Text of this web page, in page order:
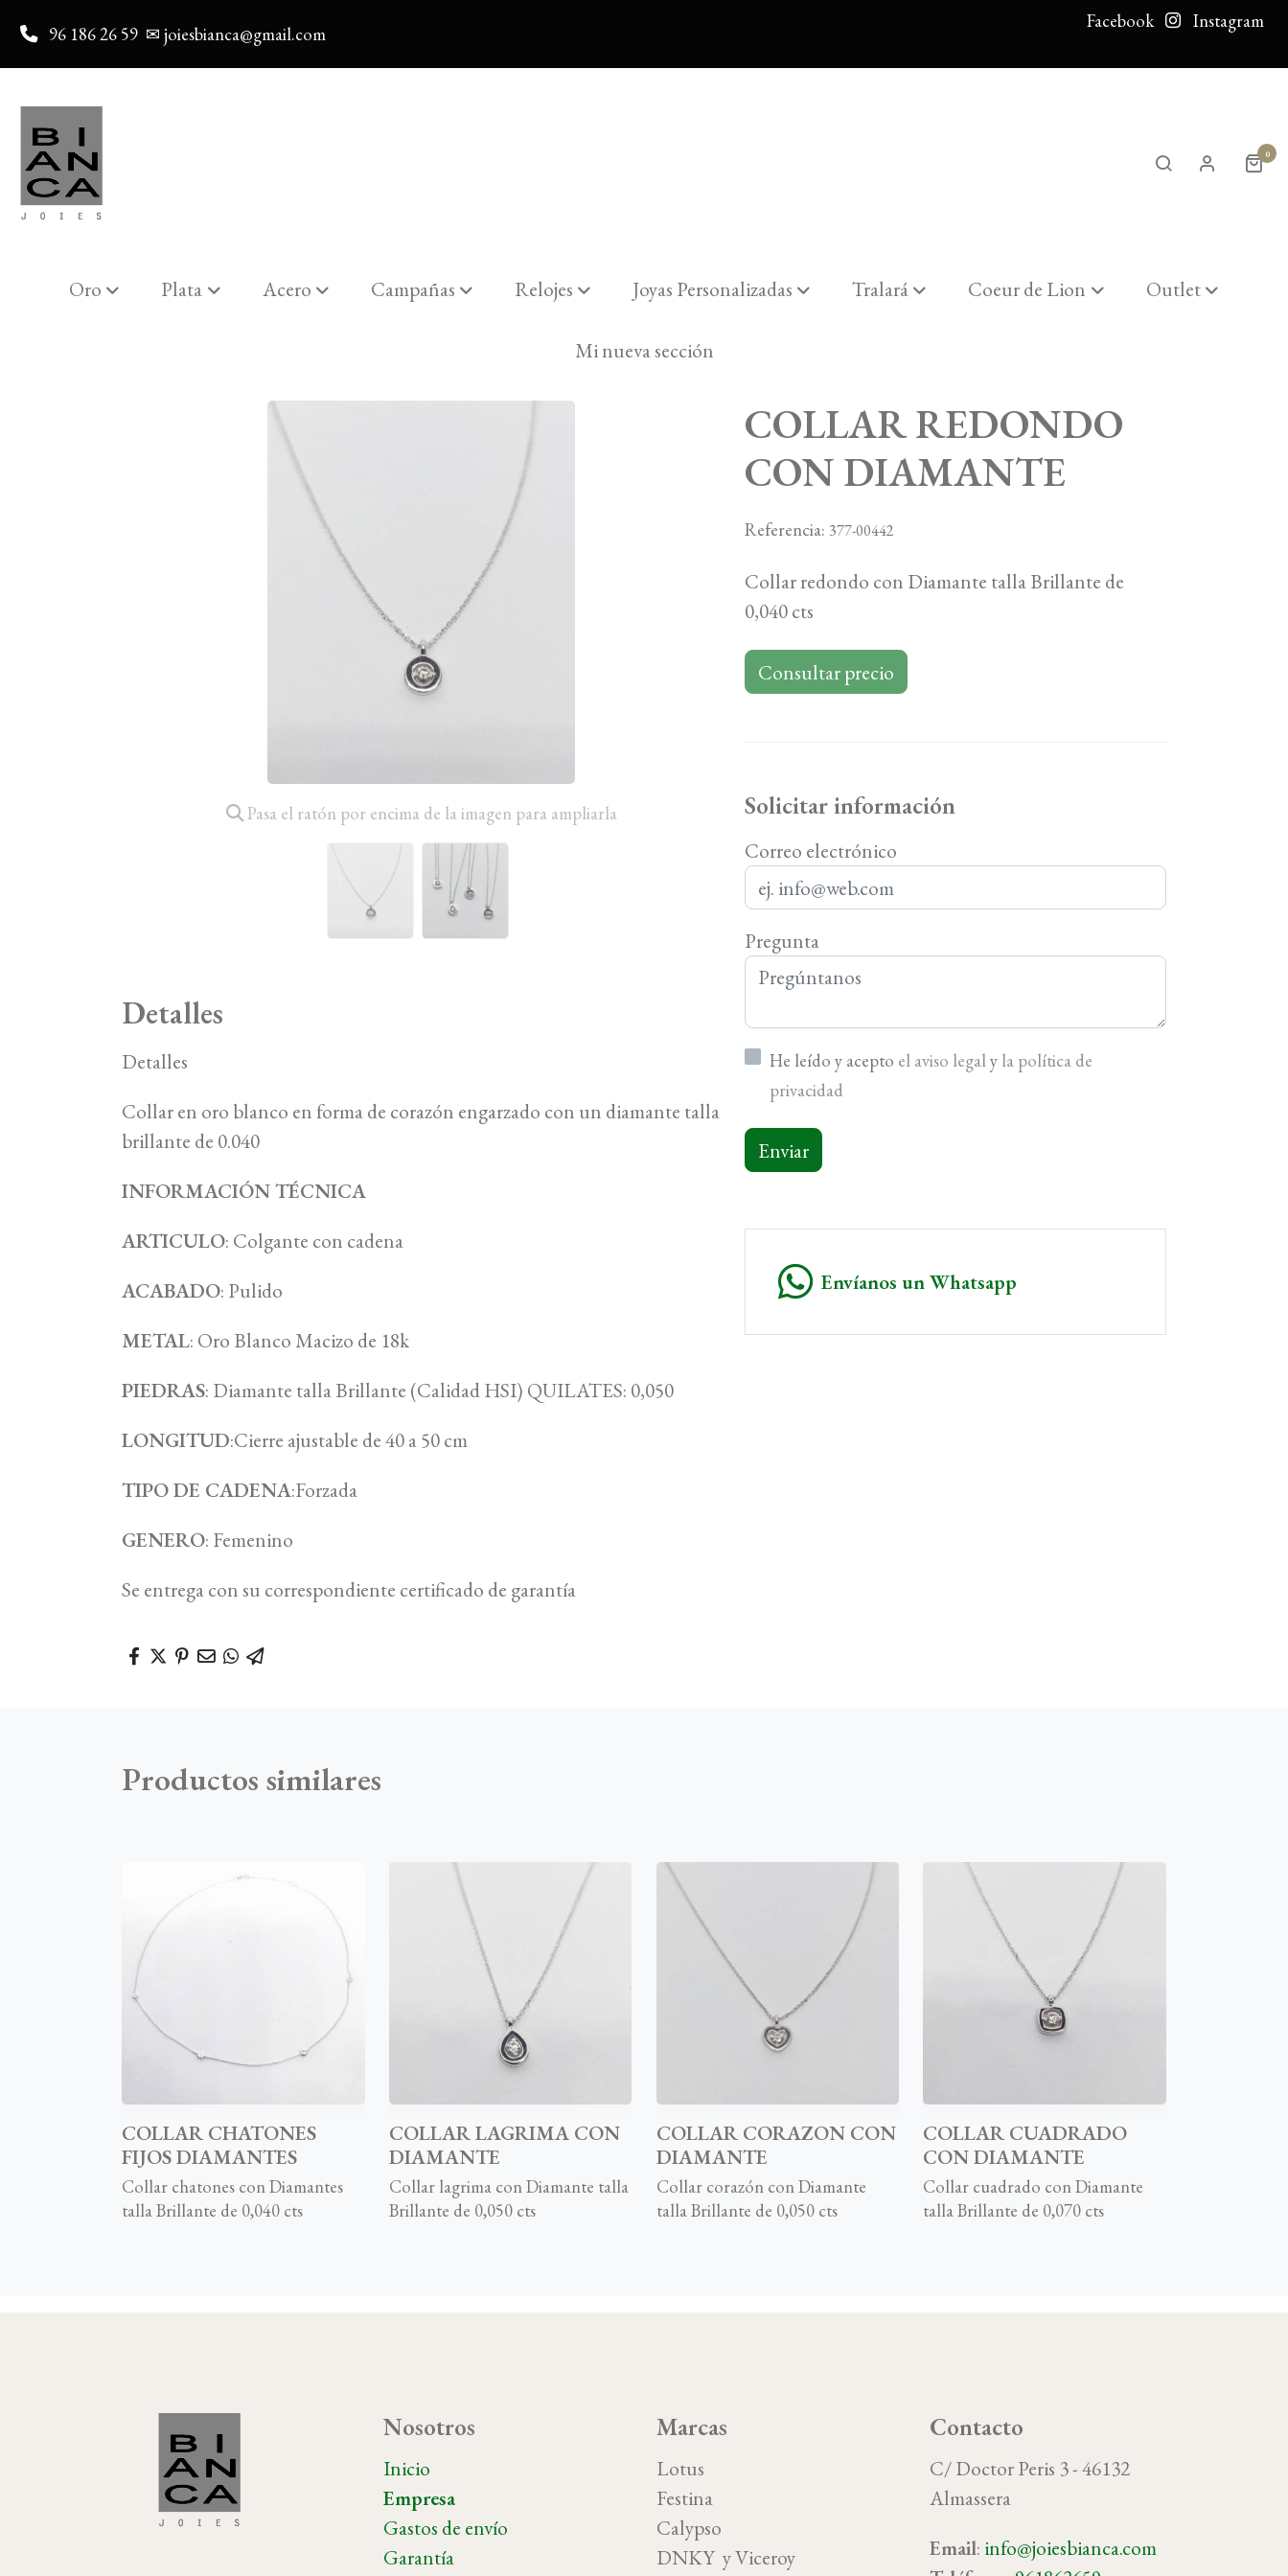
96 186 26 59 ✉ joiesbianca@gmail.com
Facebook Instagram
0
Oro Plata Acero Campañas Relojes Joyas Personalizadas Tralará Coeur de Lion Outlet
Mi nueva sección
Pasa el ratón por encima de la imagen para ampliarla
Detalles
Detalles
Collar en oro blanco en forma de corazón engarzado con un diamante talla
brillante de 0.040
INFORMACIÓN TÉCNICA
ARTICULO: Colgante con cadena
ACABADO: Pulido
METAL: Oro Blanco Macizo de 18k
PIEDRAS: Diamante talla Brillante (Calidad HSI) QUILATES: 0,050
LONGITUD:Cierre ajustable de 40 a 50 cm
TIPO DE CADENA:Forzada
GENERO: Femenino
Se entrega con su correspondiente certificado de garantía
COLLAR REDONDO
CON DIAMANTE
Referencia: 377-00442
Collar redondo con Diamante talla Brillante de
0,040 cts
Consultar precio
Solicitar información
Correo electrónico
Pregunta
He leído y acepto el aviso legaly la política de
privacidad
Enviar
Envíanos un Whatsapp
Productos similares
COLLAR CHATONES
FIJOS DIAMANTES
Collar chatones con Diamantes
talla Brillante de 0,040 cts
COLLAR LAGRIMA CON
DIAMANTE
Collar lagrima con Diamante talla
Brillante de 0,050 cts
COLLAR CORAZON CON
DIAMANTE
Collar corazón con Diamante
talla Brillante de 0,050 cts
COLLAR CUADRADO
CON DIAMANTE
Collar cuadrado con Diamante
talla Brillante de 0,070 cts
Nosotros
Inicio
Empresa
Gastos de envío
Garantía
Marcas
Lotus
Festina
Calypso
DNKY y Viceroy
Contacto
C/ Doctor Peris 3 - 46132
Almassera
Email: info@joiesbianca.com